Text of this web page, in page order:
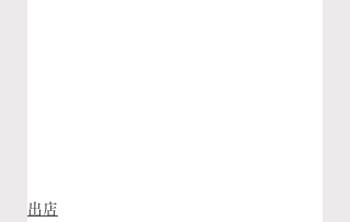
出店